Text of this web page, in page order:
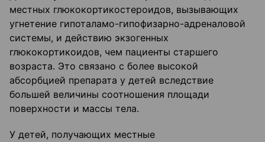
местных глюкокортикостероидов, вызывающих
угнетение гипоталамо-гипофизарно-адреналовой
системы, и действию экзогенных
глюкокортикоидов, чем пациенты старшего
возраста. Это связано с более высокой
абсорбцией препарата у детей вследствие
большей величины соотношения площади
поверхности и массы тела.
У детей, получающих местные